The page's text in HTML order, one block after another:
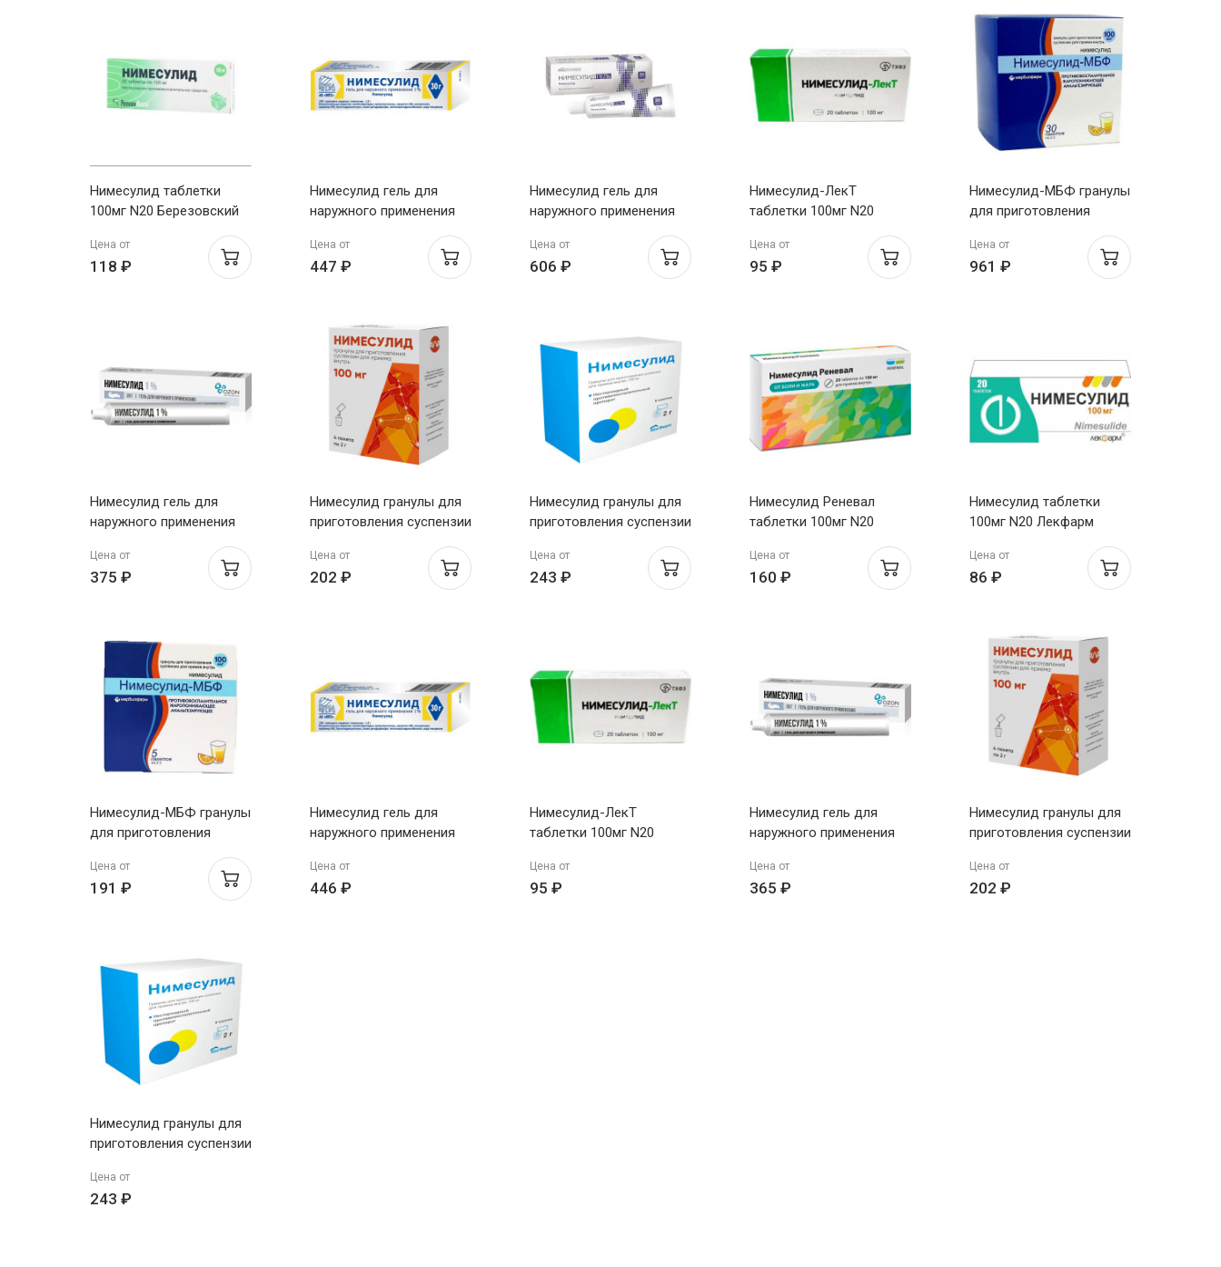
Нимесулид таблетки
100мг N20 Березовский
Цена от
118 ₽
Нимесулид гель для
наружного применения
Цена от
447 ₽
Нимесулид гель для
наружного применения
Сибирский
Цена от
606 ₽
Нимесулид-ЛекТ
таблетки 100мг N20
Цена от
95 ₽
Нимесулид-МБФ гранулы
для приготовления
внутрь 100мг пак. 2г №30
Цена от
961 ₽
Нимесулид гель для
наружного применения
Цена от
375 ₽
Нимесулид гранулы для
приготовления суспензии
пакеты 2г N4 Авва
Цена от
202 ₽
Нимесулид гранулы для
приготовления суспензии
пакеты 2г N9 ЮжФарм
Цена от
243 ₽
Нимесулид Реневал
таблетки 100мг N20
Цена от
160 ₽
Нимесулид таблетки
100мг N20 Лекфарм
Цена от
86 ₽
Нимесулид-МБФ гранулы
для приготовления
внутрь 100 мг пак. 2г №5
Цена от
191 ₽
Нимесулид гель для
наружного применения
Цена от
446 ₽
Нимесулид-ЛекТ
таблетки 100мг N20
Цена от
95 ₽
Нимесулид гель для
наружного применения
Цена от
365 ₽
Нимесулид гранулы для
приготовления суспензии
пакеты 2г N4 Авва
Цена от
202 ₽
Нимесулид гранулы для
приготовления суспензии
пакеты 2г N9 ЮжФарм
Цена от
243 ₽